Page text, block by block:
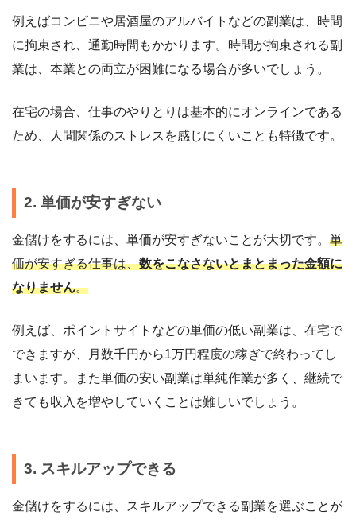
例えばコンビニや居酒屋のアルバイトなどの副業は、時間
に拘束され、通勤時間もかかります。時間が拘束される副
業は、本業との両立が困難になる場合が多いでしょう。
在宅の場合、仕事のやりとりは基本的にオンラインである
ため、人間関係のストレスを感じにくいことも特徴です。
2. 単価が安すぎない
金儲けをするには、単価が安すぎないことが大切です。 単
価が安すぎる仕事は、数をこなさないとまとまった金額に
なりません。
例えば、ポイントサイトなどの単価の低い副業は、在宅で
できますが、月数千円から1万円程度の稼ぎで終わってし
まいます。また単価の安い副業は単純作業が多く、継続で
きても収入を増やしていくことは難しいでしょう。
3. スキルアップできる
金儲けをするには、スキルアップできる副業を選ぶことが